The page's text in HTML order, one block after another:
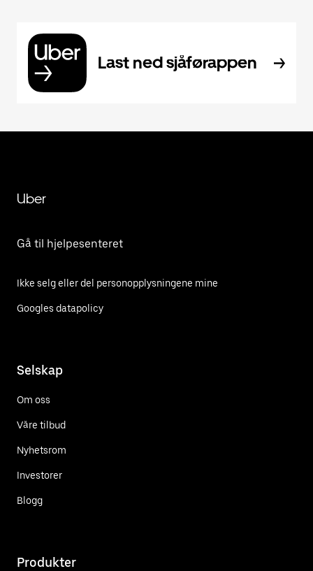
Last ned sjåførappen
Uber
Gå til hjelpesenteret
Ikke selg eller del personopplysningene mine
Googles datapolicy
Selskap
Om oss
Våre tilbud
Nyhetsrom
Investorer
Blogg
Produkter